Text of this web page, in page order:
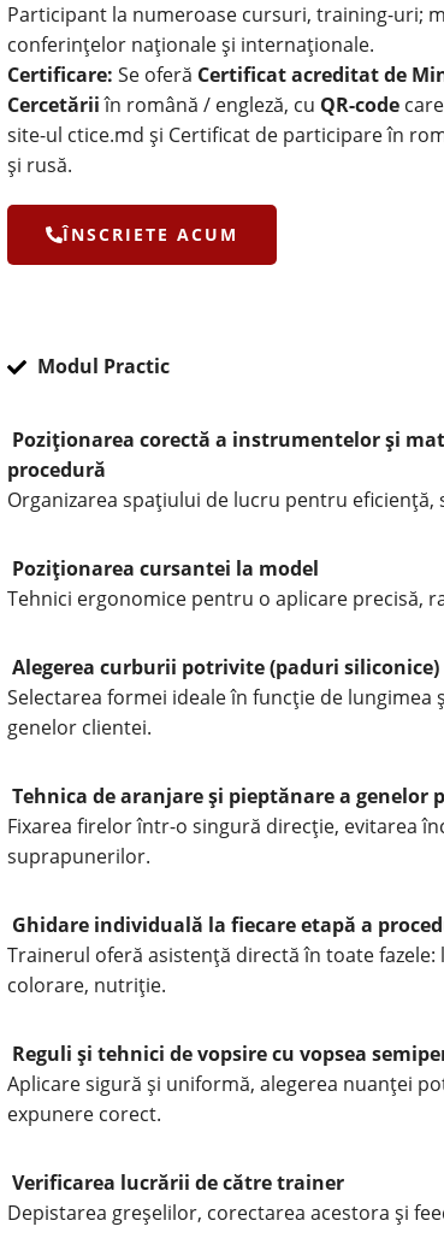
Participant la numeroase cursuri, training-uri;
conferințelor naționale și internaționale.
Certificare: Se oferă Certificat acreditat de
Cercetăriiîn română / engleză, cu QR-code
site-ul ctice.md și Certificat de participare în
şi rusă.
ÎNSCRIETE ACUM
Modul Practic
Poziționarea corectă a instrumentelor și
procedură
Organizarea spațiului de lucru pentru eficiență,
Poziționarea cursantei la model
Tehnici ergonomice pentru o aplicare precisă,
Alegerea curburii potrivite (paduri siliconice)
Selectarea formei ideale în funcție de lungimea
genelor clientei.
Tehnica de aranjare și pieptănare a genelor
Fixarea firelor într-o singură direcție, evitarea
suprapunerilor.
Ghidare individuală la fiecare etapă a
Trainerul oferă asistență directă în toate fazele:
colorare, nutriție.
Reguli și tehnici de vopsire cu vopsea
Aplicare sigură și uniformă, alegerea nuanței
expunere corect.
Verificarea lucrării de către trainer
Depistarea greșelilor, corectarea acestora și